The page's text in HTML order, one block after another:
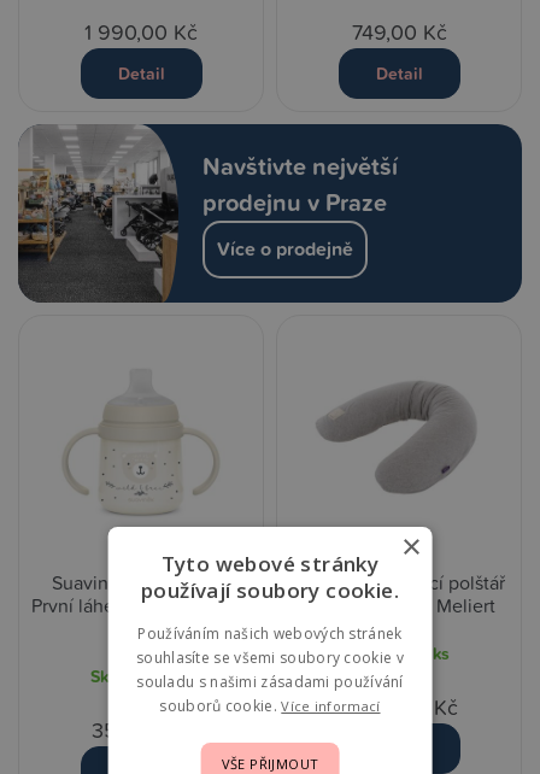
Navštivte největší
prodejnu v Praze
Více o prodejně
1 990,00 Kč
Detail
749,00 Kč
Detail
Suavinex Wild & Free
První láhev s oušky 150 ml
- Šedá
Skladem2 ks
359,00 Kč
Träumeland Kojící polštář
elastický - Grau Meliert
Skladem 1 ks
2 039,00 Kč
×
Tyto webové stránky
používají soubory cookie.
Používáním našich webových stránek
souhlasíte se všemi soubory cookie v
souladu s našimi zásadami používání
souborů cookie.Více informací
VŠE PŘIJMOUT